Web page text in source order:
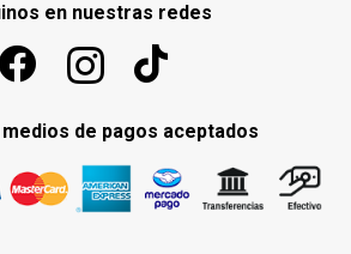
en nuestras redes
de pagos aceptados